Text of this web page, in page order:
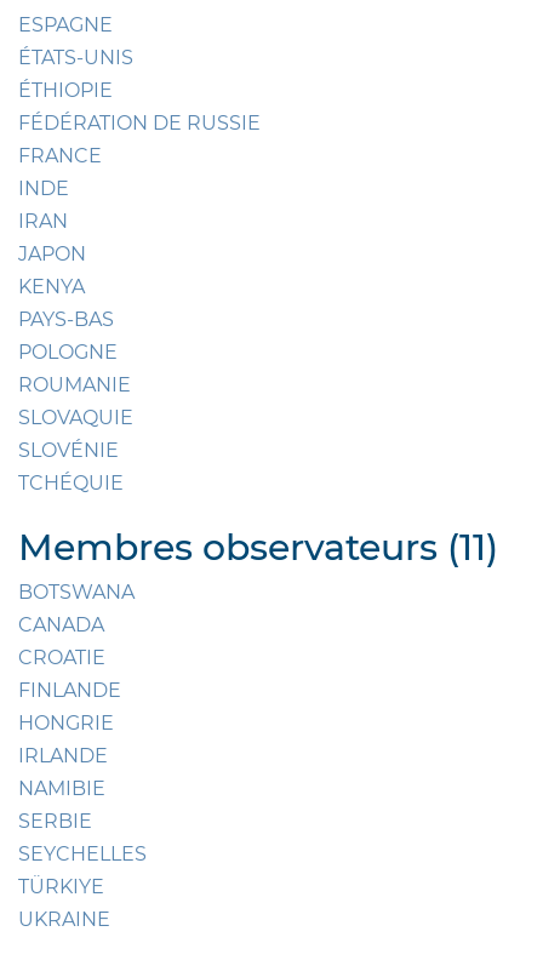
ESPAGNE
ÉTATS-UNIS
ÉTHIOPIE
FÉDÉRATION DE RUSSIE
FRANCE
INDE
IRAN
JAPON
KENYA
PAYS-BAS
POLOGNE
ROUMANIE
SLOVAQUIE
SLOVÉNIE
TCHÉQUIE
Membres observateurs (11)
BOTSWANA
CANADA
CROATIE
FINLANDE
HONGRIE
IRLANDE
NAMIBIE
SERBIE
SEYCHELLES
TÜRKIYE
UKRAINE